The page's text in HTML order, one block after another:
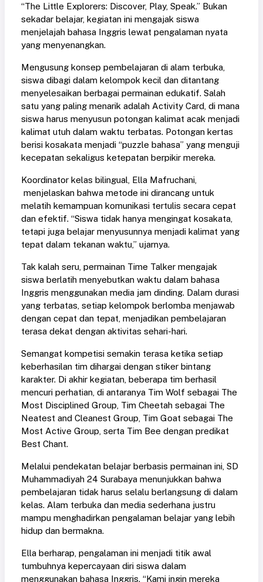
“The Little Explorers: Discover, Play, Speak.” Bukan
sekadar belajar, kegiatan ini mengajak siswa
menjelajah bahasa Inggris lewat pengalaman nyata
yang menyenangkan.
Mengusung konsep pembelajaran di alam terbuka,
siswa dibagi dalam kelompok kecil dan ditantang
menyelesaikan berbagai permainan edukatif. Salah
satu yang paling menarik adalah Activity Card, di mana
siswa harus menyusun potongan kalimat acak menjadi
kalimat utuh dalam waktu terbatas. Potongan kertas
berisi kosakata menjadi “puzzle bahasa” yang menguji
kecepatan sekaligus ketepatan berpikir mereka.
Koordinator kelas bilingual, Ella Mafruchani,
menjelaskan bahwa metode ini dirancang untuk
melatih kemampuan komunikasi tertulis secara cepat
dan efektif. “Siswa tidak hanya mengingat kosakata,
tetapi juga belajar menyusunnya menjadi kalimat yang
tepat dalam tekanan waktu,” ujarnya.
Tak kalah seru, permainan Time Talker mengajak
siswa berlatih menyebutkan waktu dalam bahasa
Inggris menggunakan media jam dinding. Dalam durasi
yang terbatas, setiap kelompok berlomba menjawab
dengan cepat dan tepat, menjadikan pembelajaran
terasa dekat dengan aktivitas sehari-hari.
Semangat kompetisi semakin terasa ketika setiap
keberhasilan tim dihargai dengan stiker bintang
karakter. Di akhir kegiatan, beberapa tim berhasil
mencuri perhatian, di antaranya Tim Wolf sebagai The
Most Disciplined Group, Tim Cheetah sebagai The
Neatest and Cleanest Group, Tim Goat sebagai The
Most Active Group, serta Tim Bee dengan predikat
Best Chant.
Melalui pendekatan belajar berbasis permainan ini, SD
Muhammadiyah 24 Surabaya menunjukkan bahwa
pembelajaran tidak harus selalu berlangsung di dalam
kelas. Alam terbuka dan media sederhana justru
mampu menghadirkan pengalaman belajar yang lebih
hidup dan bermakna.
Ella berharap, pengalaman ini menjadi titik awal
tumbuhnya kepercayaan diri siswa dalam
menggunakan bahasa Inggris. “Kami ingin mereka